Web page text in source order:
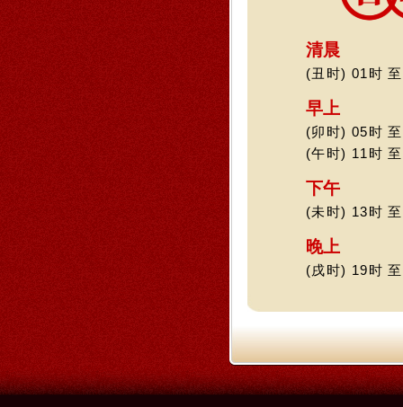
清晨
(丑时) 01时
早上
(卯时) 05时
(午时) 11时
下午
(未时) 13时
晚上
(戌时) 19时